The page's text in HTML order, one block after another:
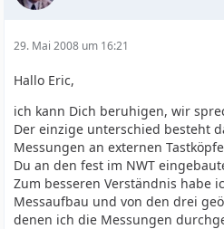
29. Mai 2008 um 16:21
Hallo Eric,
ich kann Dich beruhigen, wir
Der einzige unterschied besteht
Messungen an externen
Du an den fest im NWT
Zum besseren Verständnis habe
Messaufbau und von den drei
denen ich die Messungen